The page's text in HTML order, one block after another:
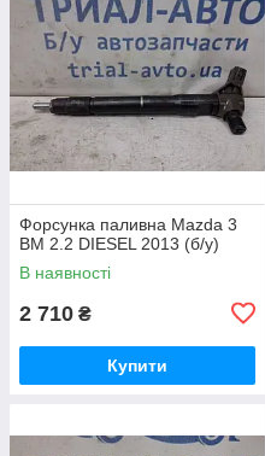
Форсунка паливна Mazda 3
BM 2.2 DIESEL 2013 (б/у)
В наявності
2 710 ₴
Купити